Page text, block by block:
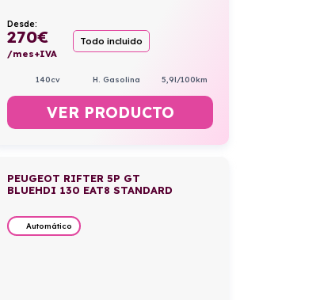
Desde:
270€
/mes+IVA
Todo incluido
140cv H. Gasolina 5,9l/100km
VER PRODUCTO
PEUGEOT RIFTER 5P GT
BLUEHDI 130 EAT8 STANDARD
Automático